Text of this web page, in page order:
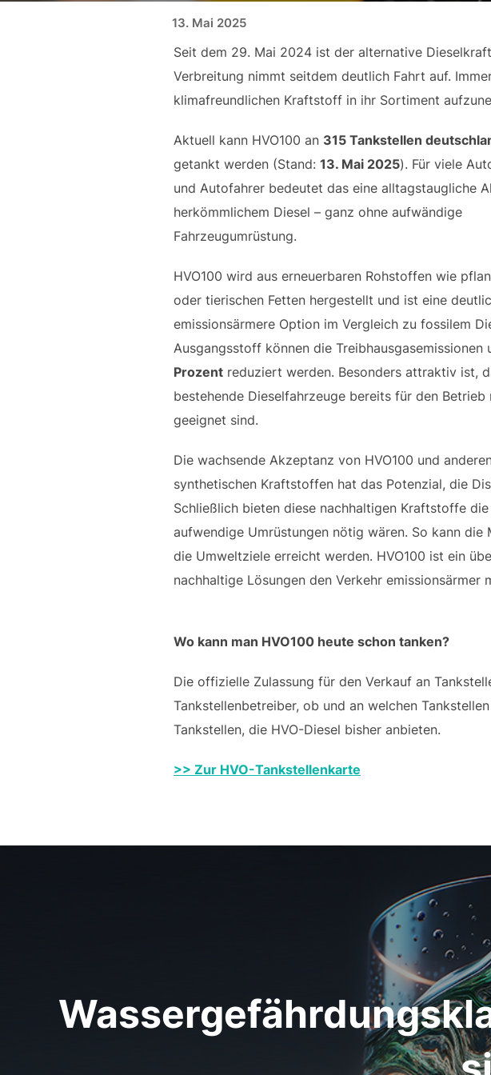
13. Mai 2025
Seit dem 29. Mai 2024 ist der alternative
Verbreitung nimmt seitdem deutlich Fahrt auf.
klimafreundlichen Kraftstoff in ihr Sortiment
Aktuell kann HVO100 an 315 Tankstellen
getankt werden (Stand: 13. Mai 2025). Für viele
und Autofahrer bedeutet das eine alltagstaugliche
herkömmlichem Diesel – ganz ohne aufwändige
Fahrzeugumrüstung.
HVO100 wird aus erneuerbaren Rohstoffen wie
oder tierischen Fetten hergestellt und ist eine
emissionsärmere Option im Vergleich zu fossilem
Ausgangsstoff können die Treibhausgasemissionen
Prozent reduziert werden. Besonders attraktiv ist,
bestehende Dieselfahrzeuge bereits für den Betrieb
geeignet sind.
Die wachsende Akzeptanz von HVO100 und
synthetischen Kraftstoffen hat das Potenzial, die
Schließlich bieten diese nachhaltigen Kraftstoffe
aufwendige Umrüstungen nötig wären. So kann
die Umweltziele erreicht werden. HVO100 ist ein
nachhaltige Lösungen den Verkehr emissionsärmer
Wo kann man HVO100 heute schon tanken?
Die offizielle Zulassung für den Verkauf an
Tankstellenbetreiber, ob und an welchen
Tankstellen, die HVO-Diesel bisher anbieten.
>> Zur HVO-Tankstellenkarte